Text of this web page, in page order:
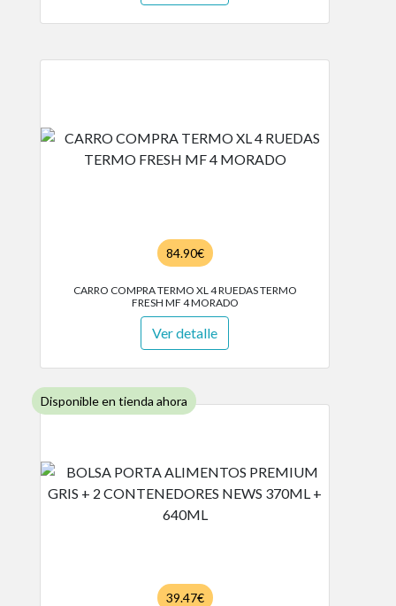
84.90€
CARRO COMPRA TERMO XL 4 RUEDAS TERMO
FRESH MF 4 MORADO
Ver detalle
Disponible en tienda ahora
39.47€